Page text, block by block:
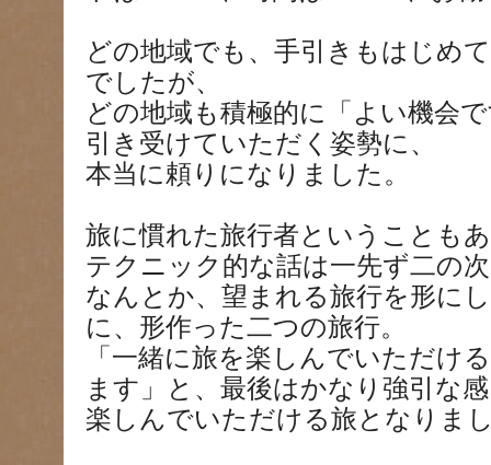
どの地域でも、手引きもはじめ
でしたが、
どの地域も積極的に「よい機会
引き受けていただく姿勢に、
本当に頼りになりました。
旅に慣れた旅行者ということも
テクニック的な話は一先ず二の
なんとか、望まれる旅行を形に
に、形作った二つの旅行。
「一緒に旅を楽しんでいただけ
ます」と、最後はかなり強引な
楽しんでいただける旅となりま